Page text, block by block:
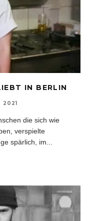
IN BERLIN
2021
die sich wie
verspielte
spärlich, im